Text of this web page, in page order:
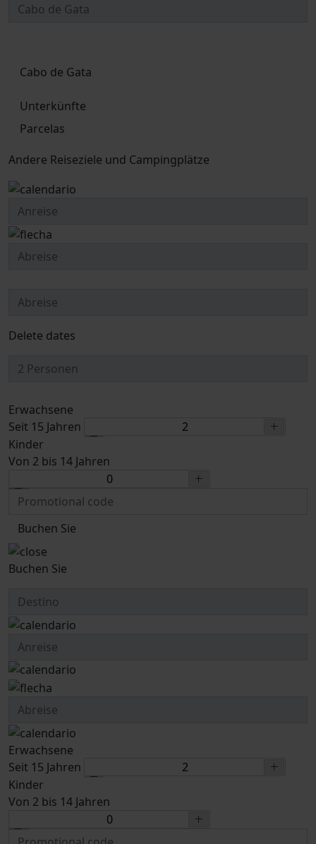
Cabo de Gata
Unterkünfte
Parcelas
Andere Reiseziele und Campingplätze
Delete dates
Erwachsene
Seit 15 Jahren
Kinder
Von 2 bis 14 Jahren
Buchen Sie
Buchen Sie
Erwachsene
Seit 15 Jahren
Kinder
Von 2 bis 14 Jahren